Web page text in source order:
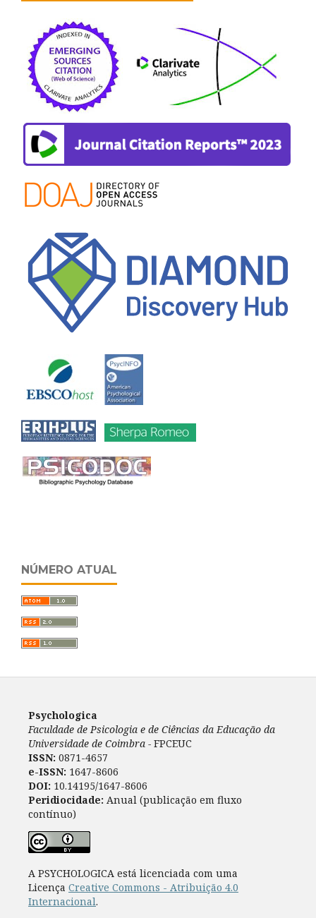
NÚMERO ATUAL
Psychologica
Faculdade de Psicologia e de Ciências da Educação da
Universidade de Coimbra - FPCEUC
ISSN: 0871-4657
e-ISSN: 1647-8606
DOI: 10.14195/1647-8606
Peridiocidade: Anual (publicação em fluxo
contínuo)
A PSYCHOLOGICA está licenciada com uma
Licença Creative Commons - Atribuição 4.0
Internacional.